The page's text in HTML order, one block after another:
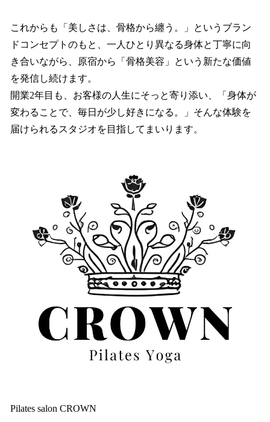
これからも「美しさは、骨格から纏う。」というブラン
ドコンセプトのもと、一人ひとり異なる身体と丁寧に向
き合いながら、原宿から「骨格美容」という新たな価値
を発信し続けます。
開業2年目も、お客様の人生にそっと寄り添い、「身体が
変わることで、毎日が少し好きになる。」そんな体験を
届けられるスタジオを目指してまいります。
Pilates salon CROWN